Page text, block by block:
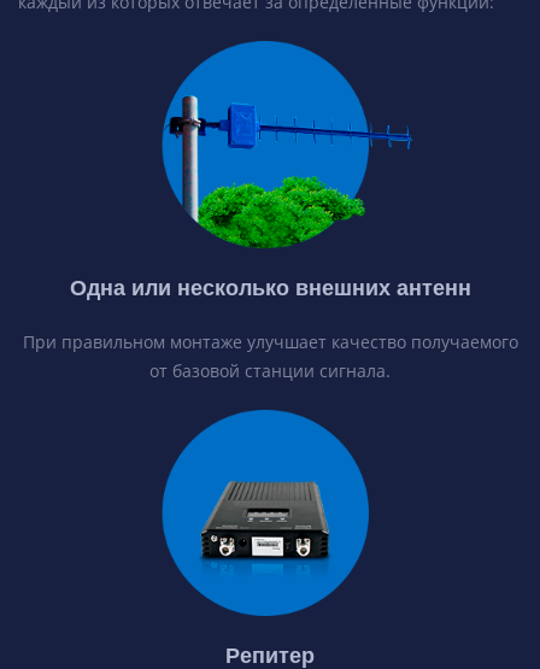
Одна или несколько внешних антенн
При правильном монтаже улучшает качество получаемого
от базовой станции сигнала.
Репитер